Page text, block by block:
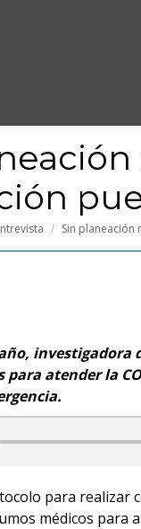
Sin planeación
investigadora
para atender la
para realizar
médicos para